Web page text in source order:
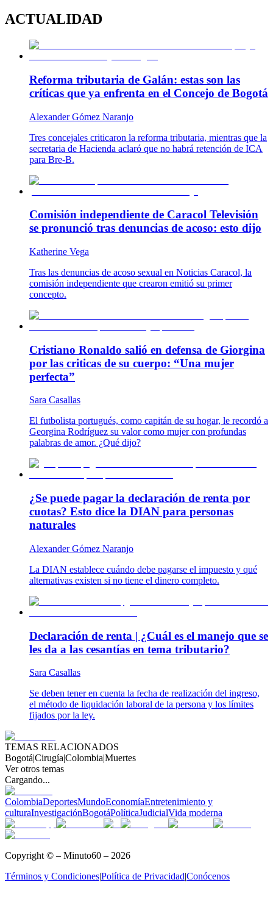
ACTUALIDAD
Reforma tributaria de Galán: estas son las
críticas que ya enfrenta en el Concejo de Bogotá
Alexander Gómez Naranjo
Tres concejales criticaron la reforma tributaria, mientras que la
secretaria de Hacienda aclaró que no habrá retención de ICA
para Bre-B.
Comisión independiente de Caracol Televisión
se pronunció tras denuncias de acoso: esto dijo
Katherine Vega
Tras las denuncias de acoso sexual en Noticias Caracol, la
comisión independiente que crearon emitió su primer
concepto.
Cristiano Ronaldo salió en defensa de Giorgina
por las criticas de su cuerpo: “Una mujer
perfecta”
Sara Casallas
El futbolista portugués, como capitán de su hogar, le recordó a
Georgina Rodríguez su valor como mujer con profundas
palabras de amor. ¿Qué dijo?
¿Se puede pagar la declaración de renta por
cuotas? Esto dice la DIAN para personas
naturales
Alexander Gómez Naranjo
La DIAN establece cuándo debe pagarse el impuesto y qué
alternativas existen si no tiene el dinero completo.
Declaración de renta | ¿Cuál es el manejo que se
les da a las cesantías en tema tributario?
Sara Casallas
Se deben tener en cuenta la fecha de realización del ingreso,
el método de liquidación laboral de la persona y los límites
fijados por la ley.
TEMAS RELACIONADOS
Bogotá|Cirugía|Colombia|Muertes
Ver otros temas
Cargando...
ColombiaDeportesMundoEconomíaEntretenimiento y
culturaInvestigaciónBogotáPolíticaJudicialVida moderna
Copyright © – Minuto60 – 2026
Términos y Condiciones|Política de Privacidad|Conócenos